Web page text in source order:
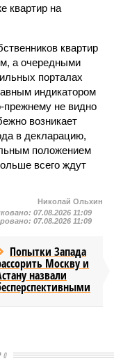
квартир на
квартир
а очередными
порталах
индикатором
прежнему не видно
возникает
в декларацию,
положением
всего ждут
Николай Ольхин
07.08.2026 11:09
07.08.2026 11:09
Попытки Запада
Москву и
назвали
0